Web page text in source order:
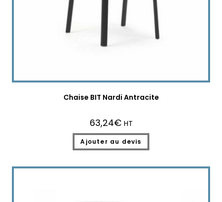
Chaise BIT Nardi Antracite
63,24€ HT
Ajouter au devis